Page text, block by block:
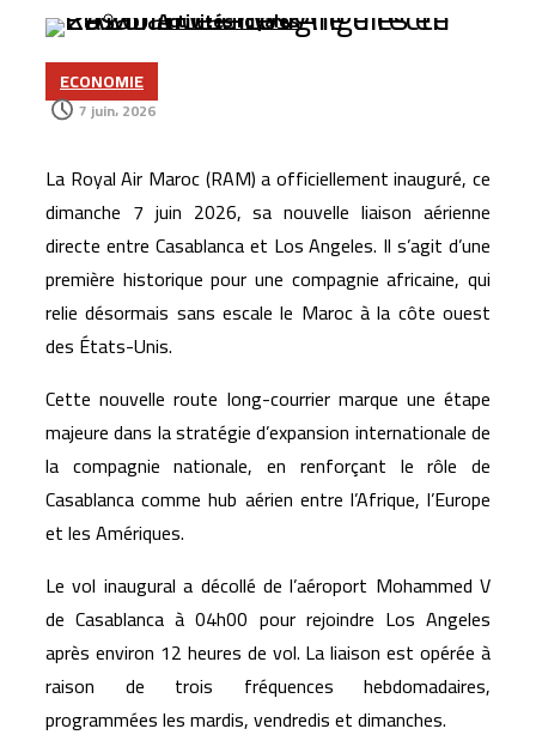
Activités royales
ECONOMIE
7 juin، 2026
La Royal Air Maroc (RAM) a officiellement inauguré, ce
dimanche 7 juin 2026, sa nouvelle liaison aérienne
directe entre Casablanca et Los Angeles. Il s’agit d’une
première historique pour une compagnie africaine, qui
relie désormais sans escale le Maroc à la côte ouest
des États-Unis.
Cette nouvelle route long-courrier marque une étape
majeure dans la stratégie d’expansion internationale de
la compagnie nationale, en renforçant le rôle de
Casablanca comme hub aérien entre l’Afrique, l’Europe
et les Amériques.
Le vol inaugural a décollé de l’aéroport Mohammed V
de Casablanca à 04h00 pour rejoindre Los Angeles
après environ 12 heures de vol. La liaison est opérée à
raison de trois fréquences hebdomadaires,
programmées les mardis, vendredis et dimanches.